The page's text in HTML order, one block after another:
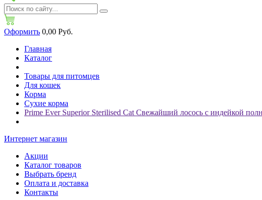
Оформить 0,00 Руб.
Главная
Каталог
Товары для питомцев
Для кошек
Корма
Сухие корма
Prime Ever Superior Sterilised Cat Свежайший лосось с индейкой
Интернет магазин
Акции
Каталог товаров
Выбрать бренд
Оплата и доставка
Контакты